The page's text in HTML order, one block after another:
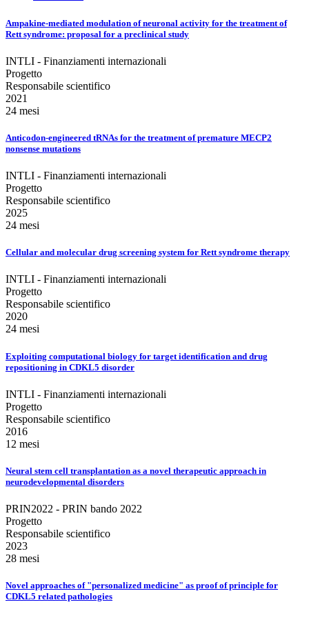
Ampakine-mediated modulation of neuronal activity for the treatment of
Rett syndrome: proposal for a preclinical study
INTLI - Finanziamenti internazionali
Progetto
Responsabile scientifico
2021
24 mesi
Anticodon-engineered tRNAs for the treatment of premature MECP2
nonsense mutations
INTLI - Finanziamenti internazionali
Progetto
Responsabile scientifico
2025
24 mesi
Cellular and molecular drug screening system for Rett syndrome therapy
INTLI - Finanziamenti internazionali
Progetto
Responsabile scientifico
2020
24 mesi
Exploiting computational biology for target identification and drug
repositioning in CDKL5 disorder
INTLI - Finanziamenti internazionali
Progetto
Responsabile scientifico
2016
12 mesi
Neural stem cell transplantation as a novel therapeutic approach in
neurodevelopmental disorders
PRIN2022 - PRIN bando 2022
Progetto
Responsabile scientifico
2023
28 mesi
Novel approaches of "personalized medicine" as proof of principle for
CDKL5 related pathologies